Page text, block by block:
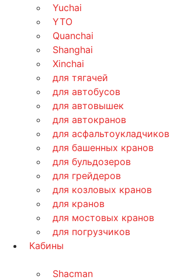
Yuchai
YTO
Quanchai
Shanghai
Xinchai
для тягачей
для автобусов
для автовышек
для автокранов
для асфальтоукладчиков
для башенных кранов
для бульдозеров
для грейдеров
для козловых кранов
для кранов
для мостовых кранов
для погрузчиков
Кабины
Shacman